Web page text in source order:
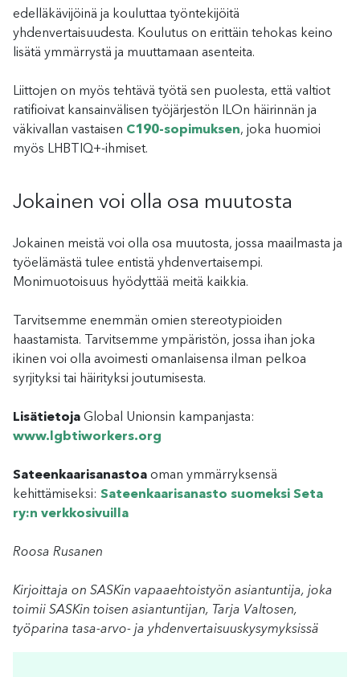
edelläkävijöinä ja kouluttaa työntekijöitä
yhdenvertaisuudesta. Koulutus on erittäin tehokas keino
lisätä ymmärrystä ja muuttamaan asenteita.
Liittojen on myös tehtävä työtä sen puolesta, että valtiot
ratifioivat kansainvälisen työjärjestön ILOn häirinnän ja
väkivallan vastaisen C190-sopimuksen, joka huomioi
myös LHBTIQ+-ihmiset.
Jokainen voi olla osa muutosta
Jokainen meistä voi olla osa muutosta, jossa maailmasta ja
työelämästä tulee entistä yhdenvertaisempi.
Monimuotoisuus hyödyttää meitä kaikkia.
Tarvitsemme enemmän omien stereotypioiden
haastamista. Tarvitsemme ympäristön, jossa ihan joka
ikinen voi olla avoimesti omanlaisensa ilman pelkoa
syrjityksi tai häirityksi joutumisesta.
Lisätietoja Global Unionsin kampanjasta:
www.lgbtiworkers.org
Sateenkaarisanastoa oman ymmärryksensä
kehittämiseksi: Sateenkaarisanasto suomeksi Seta
ry:n verkkosivuilla
Roosa Rusanen
Kirjoittaja on SASKin vapaaehtoistyön asiantuntija, joka
toimii SASKin toisen asiantuntijan, Tarja Valtosen,
työparina tasa-arvo- ja yhdenvertaisuuskysymyksissä